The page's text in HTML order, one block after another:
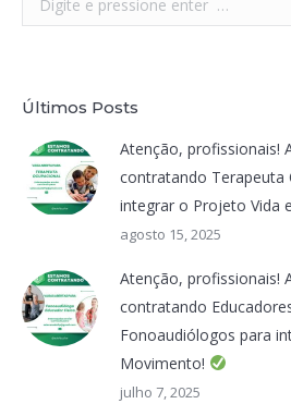
Últimos Posts
Atenção, profissionais!
contratando Terapeuta
integrar o Projeto Vida
agosto 15, 2025
Atenção, profissionais!
contratando
Fonoaudiólogos para
Movimento!
julho 7, 2025